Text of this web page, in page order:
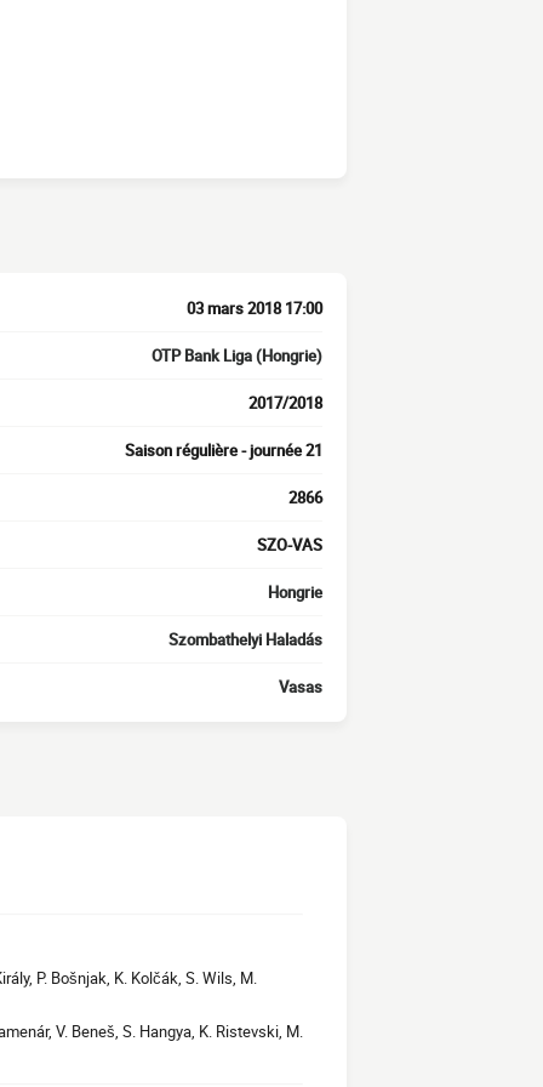
03 mars 2018 17:00
OTP Bank Liga (Hongrie)
2017/2018
Saison régulière - journée 21
2866
SZO-VAS
Hongrie
Szombathelyi Haladás
Vasas
P. Bošnjak, K. Kolčák, S. Wils, M.
V. Beneš, S. Hangya, K. Ristevski, M.